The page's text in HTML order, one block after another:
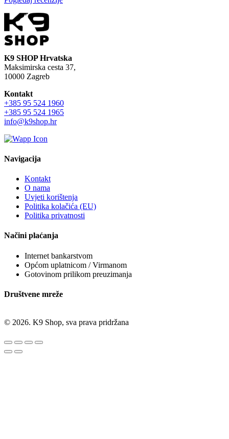
K9 SHOP Hrvatska
Maksimirska cesta 37,
10000 Zagreb
Kontakt
+385 95 524 1960
+385 95 524 1965
info@k9shop.hr
Navigacija
Kontakt
O nama
Uvjeti korištenja
Politika kolačića (EU)
Politika privatnosti
Načini plaćanja
Internet bankarstvom
Općom uplatnicom / Virmanom
Gotovinom prilikom preuzimanja
Društvene mreže
© 2026. K9 Shop, sva prava pridržana